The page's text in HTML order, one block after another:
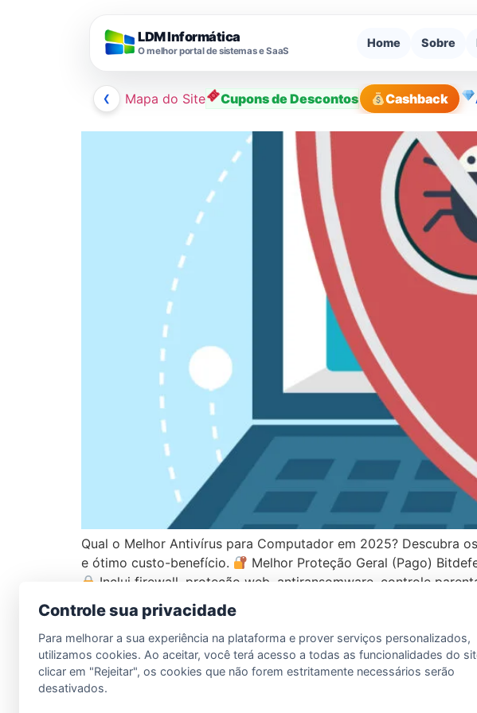
LDM Informática
O melhor portal de sistemas e SaaS
Home Sobre
❮ Mapa do Site Cupons de Descontos Cashback
Qual o Melhor Antivírus para Computador em 2025? Descubra
e ótimo custo-benefício.
Melhor Proteção Geral (Pago)
Inclui firewall, proteção web, antiransomware, controle
LDM Informática
Controle sua privacidade
Para melhorar a sua experiência na plataforma e prover serviços personalizados,
utilizamos cookies. Ao aceitar, você terá acesso a todas as funcionalidades do
clicar em "Rejeitar", os cookies que não forem estritamente necessários serão
desativados.